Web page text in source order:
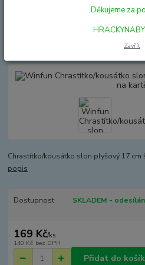
Winfun
plyšový 17 cm
Chrastítko/kousátko slon plyšový 17 cm
popis
Dostupnost SKLADEM -
169 Kč/ks
140 Kč bez DPH
Přidat do
Děkujeme za
Zavřít